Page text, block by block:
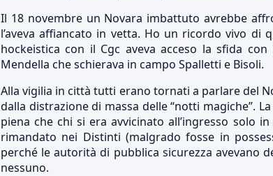
Il 18 novembre un Novara imbattuto avrebbe
l’aveva affiancato in vetta. Ho un ricordo vivo di
hockeistica con il Cgc aveva acceso la sfida
Mendella che schierava in campo Spalletti e Bisoli.
Alla vigilia in città tutti erano tornati a parlare del
dalla distrazione di massa delle “notti magiche”.
piena che chi si era avvicinato all’ingresso solo
rimandato nei Distinti (malgrado fosse in
perché le autorità di pubblica sicurezza avevano
nessuno.